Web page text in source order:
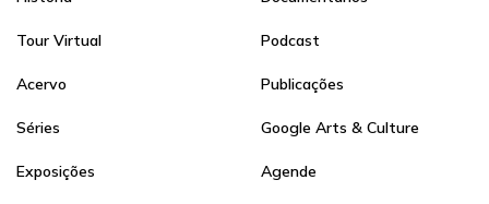
Tour Virtual
Acervo
Séries
Exposições
Podcast
Publicações
Google Arts & Culture
Agende